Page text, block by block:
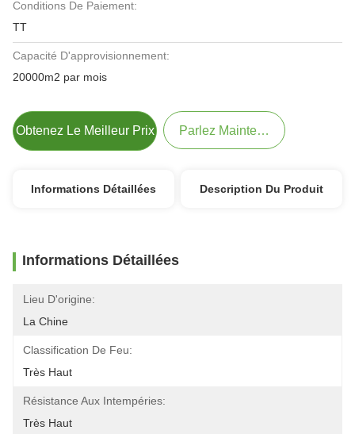
Conditions De Paiement:
TT
Capacité D'approvisionnement:
20000m2 par mois
Obtenez Le Meilleur Prix Parlez Maintenant.
Informations Détaillées Description Du Produit
Informations Détaillées
Lieu D'origine:
La Chine
Classification De Feu:
Très Haut
Résistance Aux Intempéries:
Très Haut